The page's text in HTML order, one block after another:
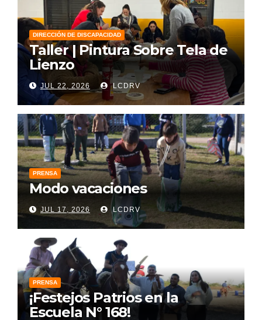
DIRECCIÓN DE DISCAPACIDAD
Taller | Pintura Sobre Tela de
Lienzo
JUL 22, 2026 LCDRV
PRENSA
Modo vacaciones
JUL 17, 2026 LCDRV
PRENSA
¡Festejos Patrios en la
Escuela N° 168!